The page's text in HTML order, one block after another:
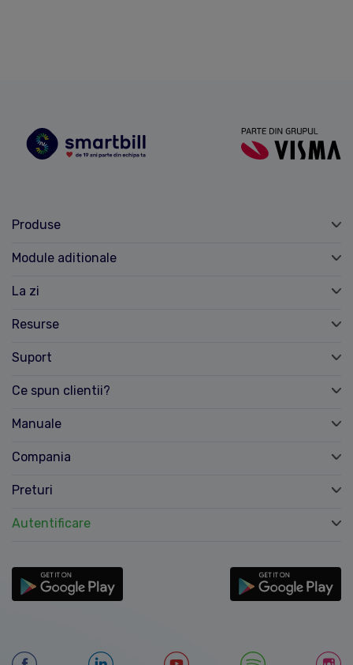
Produse
Module aditionale
La zi
Resurse
Suport
Ce spun clientii?
Manuale
Compania
Preturi
Autentificare